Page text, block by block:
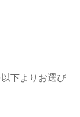
下よりお選び